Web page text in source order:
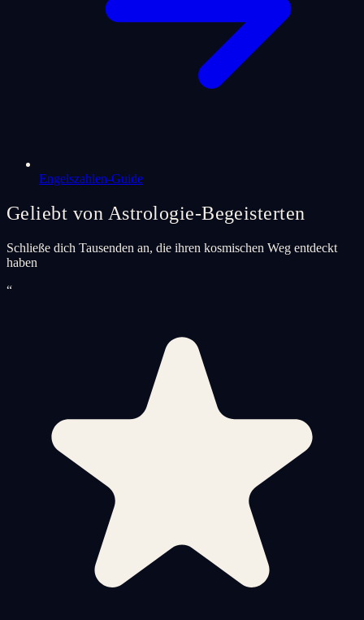
Engelszahlen-Guide
Geliebt von Astrologie-Begeisterten
Schließe dich Tausenden an, die ihren kosmischen Weg entdeckt
haben
“